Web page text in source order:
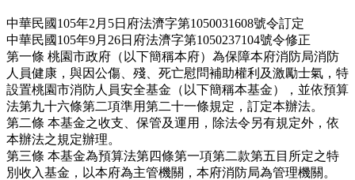
中華民國105年2月5日府法濟字第1050031608號令訂定
中華民國105年9月26日府法濟字第1050237104號令修正
第一條 桃園市政府（以下簡稱本府）為保障本府消防局消防
人員健康，與因公傷、殘、死亡慰問補助權利及激勵士氣，特
設置桃園市消防人員安全基金（以下簡稱本基金），並依預算
法第九十六條第二項準用第二十一條規定，訂定本辦法。
第二條 本基金之收支、保管及運用，除法令另有規定外，依
本辦法之規定辦理。
第三條 本基金為預算法第四條第一項第二款第五目所定之特
別收入基金，以本府為主管機關，本府消防局為管理機關。